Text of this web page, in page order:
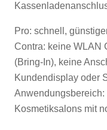
Pro: schnell,
Contra: keine WLAN
(Bring-In), keine
Kundendisplay oder
Kosmetiksalons mit